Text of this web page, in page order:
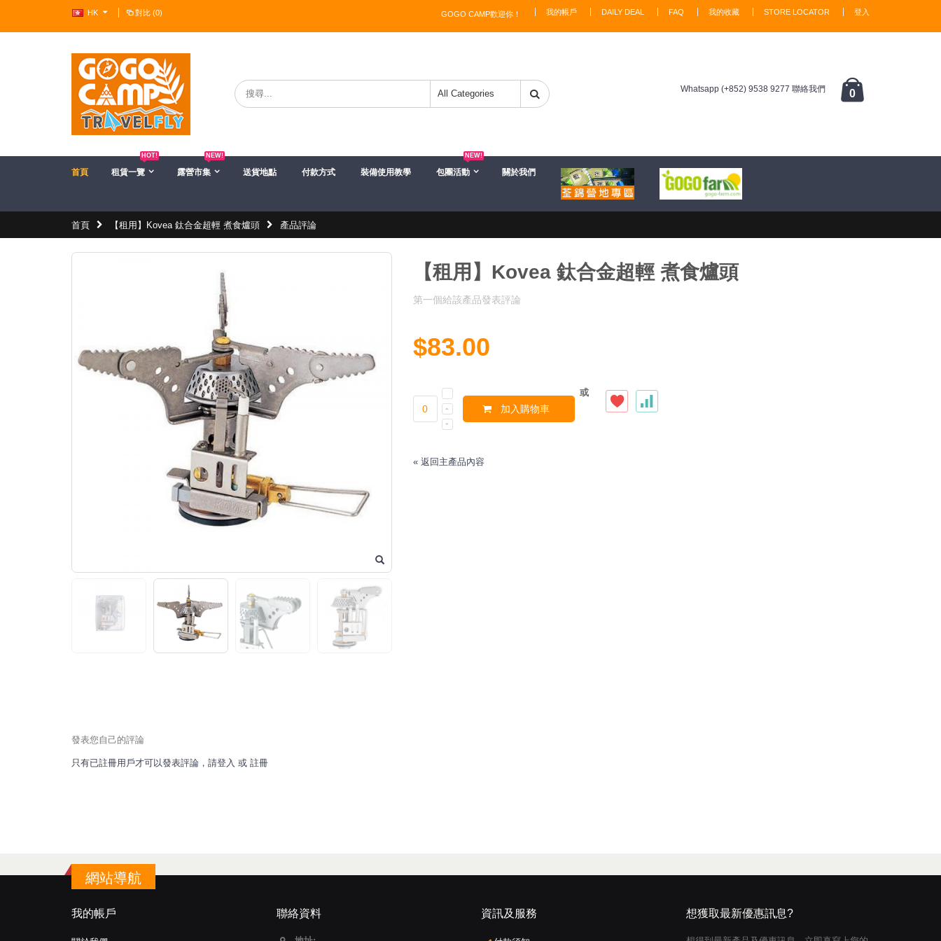
HK 對比 (0) 我的帳戶 DAILY DEAL FAQ 我的收藏 STORE LOCATOR 登入
GOGO CAMP歡迎你！
Whatsapp (+852) 9538 9277 聯絡我們 0
首頁 租賃一覽
HOT!
露營市集
NEW!
送貨地點 付款方式 裝備使用教學 包團活動
NEW!
關於我們
首頁 【租用】Kovea 鈦合金超輕 煮食爐頭 產品評論
【租用】Kovea 鈦合金超輕 煮食爐頭
第一個給該產品發表評論
$83.00
加入購物車
或
« 返回主產品內容
發表您自己的評論
只有已註冊用戶才可以發表評論，請登入 或 註冊
網站導航
我的帳戶 聯絡資料 資訊及服務 想獲取最新優惠訊息?